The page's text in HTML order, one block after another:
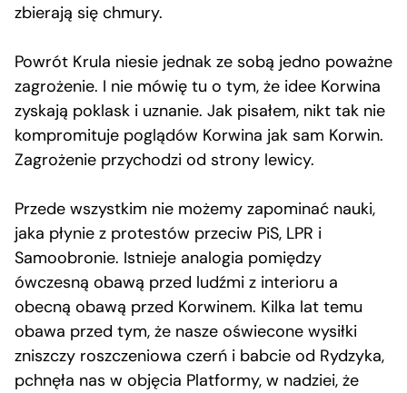
zbierają się chmury.
Powrót Krula niesie jednak ze sobą jedno poważne
zagrożenie. I nie mówię tu o tym, że idee Korwina
zyskają poklask i uznanie. Jak pisałem, nikt tak nie
kompromituje poglądów Korwina jak sam Korwin.
Zagrożenie przychodzi od strony lewicy.
Przede wszystkim nie możemy zapominać nauki,
jaka płynie z protestów przeciw PiS, LPR i
Samoobronie. Istnieje analogia pomiędzy
ówczesną obawą przed ludźmi z interioru a
obecną obawą przed Korwinem. Kilka lat temu
obawa przed tym, że nasze oświecone wysiłki
zniszczy roszczeniowa czerń i babcie od Rydzyka,
pchnęła nas w objęcia Platformy, w nadziei, że